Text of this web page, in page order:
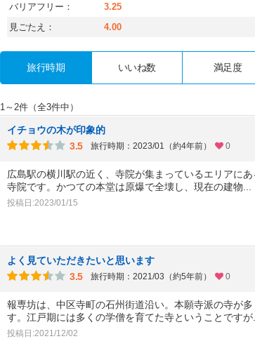
バリアフリー：
3.25
見ごたえ：
4.00
旅行時期 いいね数 満足度
1～2件（全3件中）
イチョウの木が印象的
3.5
旅行時期：2023/01（約4年前） 0
広島駅の横川駅の近く、寺院が集まっているエリアに
寺院です。かつての本堂は原爆で全壊し、現在の建物
投稿日:2023/01/15
よく見ていただきたいと思います
3.5
旅行時期：2021/03（約5年前） 0
報専坊は、中区寺町の石州街道沿い。本願寺派の寺が
す。江戸期には多くの学僧を育てた寺ということですが
投稿日:2021/12/02